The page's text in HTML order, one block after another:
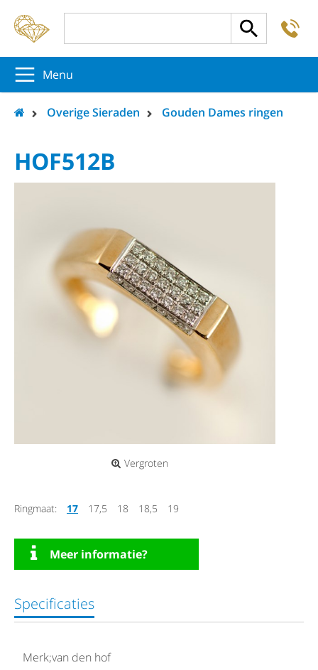
Menu
Overige Sieraden Gouden Dames ringen
HOF512B
Vergroten
Ringmaat: 17 17,5 18 18,5 19
Meer informatie?
Specificaties
Merk;van den hof